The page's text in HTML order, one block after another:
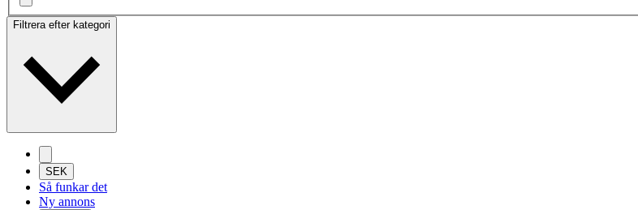
Filtrera efter kategori
SEK
Så funkar det
Ny annons